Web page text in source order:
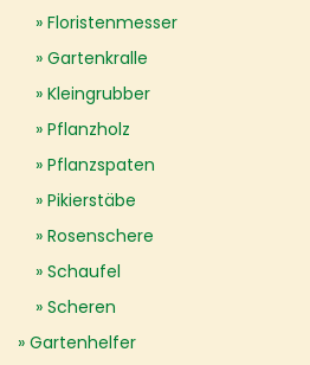
Floristenmesser
Gartenkralle
Kleingrubber
Pflanzholz
Pflanzspaten
Pikierstäbe
Rosenschere
Schaufel
Scheren
Gartenhelfer